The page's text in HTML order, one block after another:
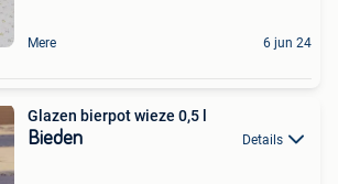
Mere 6 jun 24
Glazen bierpot wieze 0,5 l
Bieden Details